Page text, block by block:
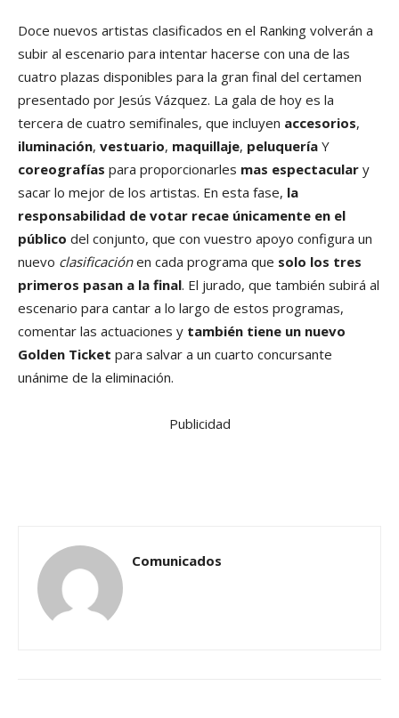
Doce nuevos artistas clasificados en el Ranking volverán a
subir al escenario para intentar hacerse con una de las
cuatro plazas disponibles para la gran final del certamen
presentado por Jesús Vázquez. La gala de hoy es la
tercera de cuatro semifinales, que incluyen accesorios,
iluminación, vestuario, maquillaje, peluquería Y
coreografías para proporcionarles mas espectacular y
sacar lo mejor de los artistas. En esta fase, la
responsabilidad de votar recae únicamente en el
público del conjunto, que con vuestro apoyo configura un
nuevo clasificaciónen cada programa que solo los tres
primeros pasan a la final. El jurado, que también subirá al
escenario para cantar a lo largo de estos programas,
comentar las actuaciones y también tiene un nuevo
Golden Ticket para salvar a un cuarto concursante
unánime de la eliminación.
Publicidad
Comunicados